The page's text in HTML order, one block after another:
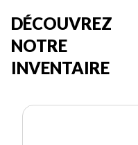
DÉCOUVREZ
NOTRE
INVENTAIRE